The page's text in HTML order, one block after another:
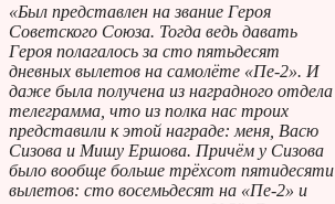
«Был представлен на звание Героя
Советского Союза. Тогда ведь давать
Героя полагалось за сто пятьдесят
дневных вылетов на самолёте «Пе-2». И
даже была получена из наградного отдела
телеграмма, что из полка нас троих
представили к этой награде: меня, Васю
Сизова и Мишу Ершова. Причём у Сизова
было вообще больше трёхсот пятидесяти
вылетов: сто восемьдесят на «Пе-2» и